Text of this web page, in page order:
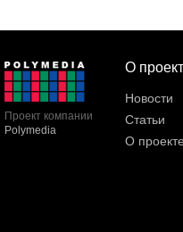
Проект компании
Polymedia
О
Новости
Статьи
О проекте